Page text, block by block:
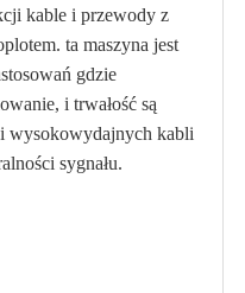
kable i przewody z
ta maszyna jest
gdzie
i trwałość są
wysokowydajnych kabli
sygnału.